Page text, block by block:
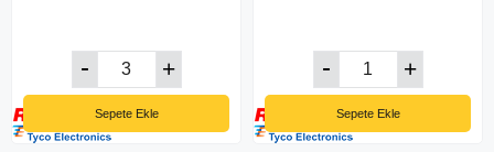
Sepete Ekle Sepete Ekle